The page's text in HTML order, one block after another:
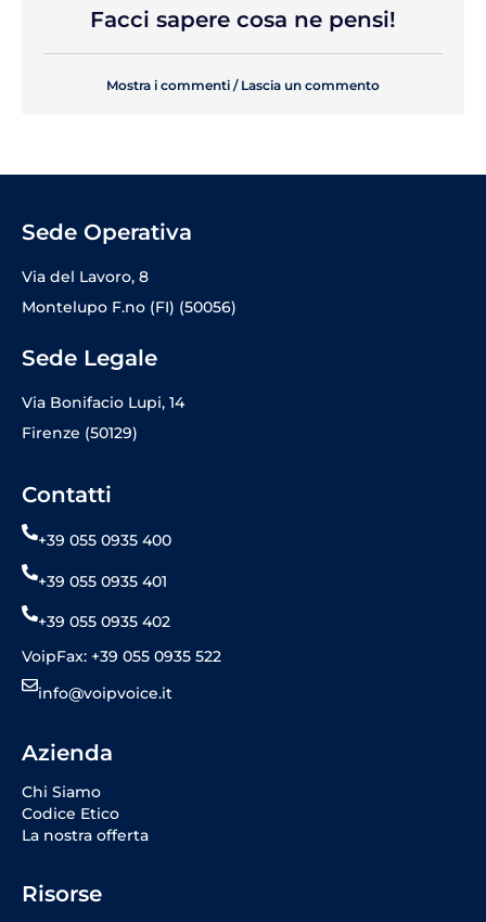
Facci sapere cosa ne pensi!
Mostra i commenti / Lascia un commento
Sede Operativa
Via del Lavoro, 8
Montelupo F.no (FI) (50056)
Sede Legale
Via Bonifacio Lupi, 14
Firenze (50129)
Contatti
+39 055 0935 400
+39 055 0935 401
+39 055 0935 402
VoipFax: +39 055 0935 522
info@voipvoice.it
Azienda
Chi Siamo
Codice Etico
La nostra offerta
Risorse